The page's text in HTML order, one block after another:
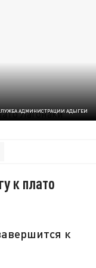
АДМИНИСТРАЦИИ АДЫГЕИ
к плато
к